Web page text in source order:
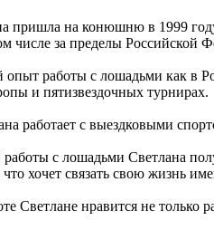
пришла на конюшню в 1999
числе за пределы Российской
работы с лошадьми как в
и пятизвездочных турнирах.
работает с выездковыми
с лошадьми Светлана
хочет связать свою жизнь
Светлане нравится не